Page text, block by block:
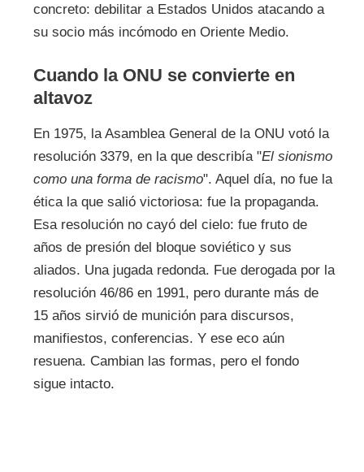
concreto: debilitar a Estados Unidos atacando a
su socio más incómodo en Oriente Medio.
Cuando la ONU se convierte en
altavoz
En 1975, la Asamblea General de la ONU votó la
resolución 3379, en la que describía "El sionismo
como una forma de racismo". Aquel día, no fue la
ética la que salió victoriosa: fue la propaganda.
Esa resolución no cayó del cielo: fue fruto de
años de presión del bloque soviético y sus
aliados. Una jugada redonda. Fue derogada por la
resolución 46/86 en 1991, pero durante más de
15 años sirvió de munición para discursos,
manifiestos, conferencias. Y ese eco aún
resuena. Cambian las formas, pero el fondo
sigue intacto.